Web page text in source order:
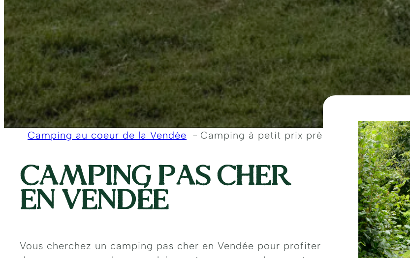
Camping au coeur de la Vendée Camping à petit prix près de Mervent
CAMPING PAS CHER
EN VENDÉE
Vous cherchez un camping pas cher en Vendée pour profiter